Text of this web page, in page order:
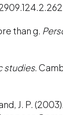
than g.
studies.
J. P.